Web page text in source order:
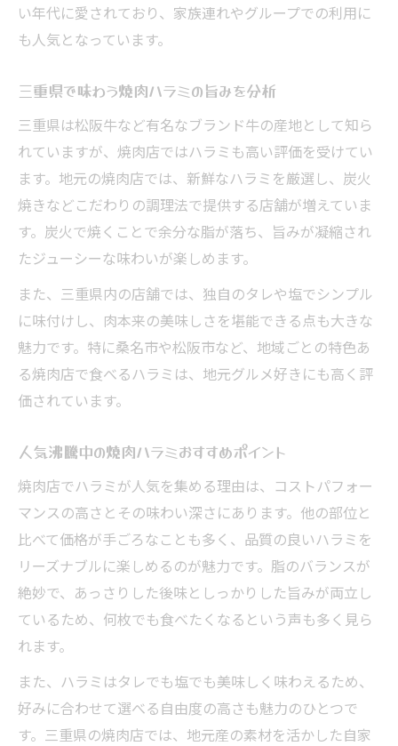
い年代に愛されており、家族連れやグループでの利用に
も人気となっています。
三重県で味わう焼肉ハラミの旨みを分析
三重県は松阪牛など有名なブランド牛の産地として知ら
れていますが、焼肉店ではハラミも高い評価を受けてい
ます。地元の焼肉店では、新鮮なハラミを厳選し、炭火
焼きなどこだわりの調理法で提供する店舗が増えていま
す。炭火で焼くことで余分な脂が落ち、旨みが凝縮され
たジューシーな味わいが楽しめます。
また、三重県内の店舗では、独自のタレや塩でシンプル
に味付けし、肉本来の美味しさを堪能できる点も大きな
魅力です。特に桑名市や松阪市など、地域ごとの特色あ
る焼肉店で食べるハラミは、地元グルメ好きにも高く評
価されています。
人気沸騰中の焼肉ハラミおすすめポイント
焼肉店でハラミが人気を集める理由は、コストパフォー
マンスの高さとその味わい深さにあります。他の部位と
比べて価格が手ごろなことも多く、品質の良いハラミを
リーズナブルに楽しめるのが魅力です。脂のバランスが
絶妙で、あっさりした後味としっかりした旨みが両立し
ているため、何枚でも食べたくなるという声も多く見ら
れます。
また、ハラミはタレでも塩でも美味しく味わえるため、
好みに合わせて選べる自由度の高さも魅力のひとつで
す。三重県の焼肉店では、地元産の素材を活かした自家